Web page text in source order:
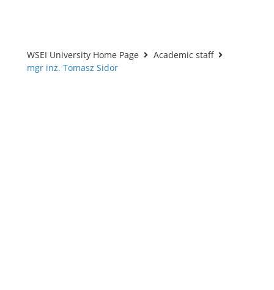
WSEI University Home Page
Academic staff
mgr inż. Tomasz Sidor